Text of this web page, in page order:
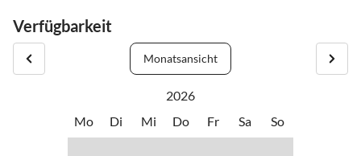
Verfügbarkeit
Monatsansicht
2026
Mo
Di Mi Do Fr Sa So